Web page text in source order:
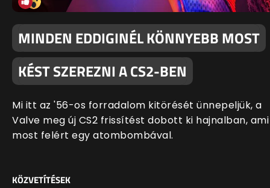
MINDEN EDDIGINÉL KÖNNYEBB MOST
KÉST SZEREZNI A CS2-BEN
Mi itt az '56-os forradalom kitörését ünnepeljük, a
Valve meg új CS2 frissítést dobott ki hajnalban, ami
most felért egy atombombával.
KÖZVETÍTÉSEK